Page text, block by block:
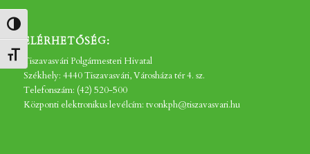
Nagy kontraszt váltása
Betűméret váltása
ELÉRHETŐSÉG:
Tiszavasvári Polgármesteri Hivatal
Székhely: 4440 Tiszavasvári, Városháza tér 4. sz.
Telefonszám: (42) 520-500
Központi elektronikus levélcím: tvonkph@tiszavasvari.hu